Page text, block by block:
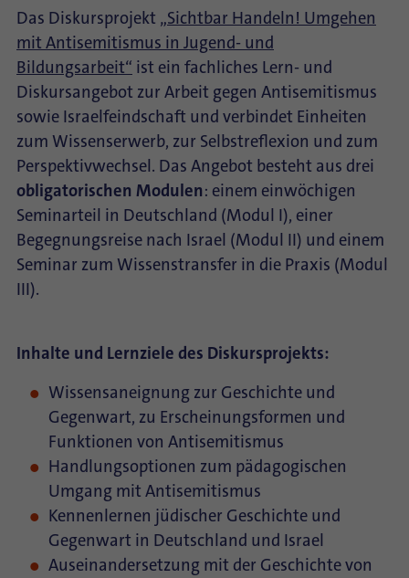
Das Diskursprojekt „Sichtbar Handeln! Umgehen
mit Antisemitismus in Jugend- und
Bildungsarbeit“ ist ein fachliches Lern- und
Diskursangebot zur Arbeit gegen Antisemitismus
sowie Israelfeindschaft und verbindet Einheiten
zum Wissenserwerb, zur Selbstreflexion und zum
Perspektivwechsel. Das Angebot besteht aus drei
obligatorischen Modulen: einem einwöchigen
Seminarteil in Deutschland (Modul I), einer
Begegnungsreise nach Israel (Modul II) und einem
Seminar zum Wissenstransfer in die Praxis (Modul
III).
Inhalte und Lernziele des Diskursprojekts:
Wissensaneignung zur Geschichte und
Gegenwart, zu Erscheinungsformen und
Funktionen von Antisemitismus
Handlungsoptionen zum pädagogischen
Umgang mit Antisemitismus
Kennenlernen jüdischer Geschichte und
Gegenwart in Deutschland und Israel
Auseinandersetzung mit der Geschichte von